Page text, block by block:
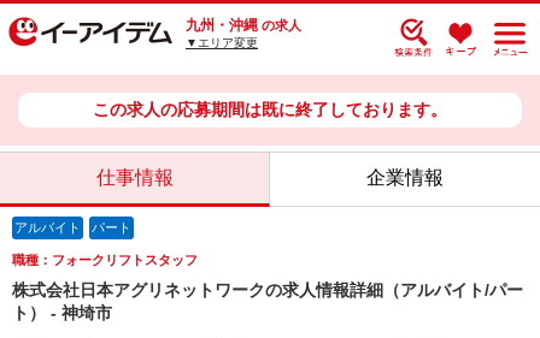
九州・沖縄 の求人
▼エリア変更
この求人の応募期間は既に終了しております。
仕事情報 企業情報
アルバイト パート
職種：フォークリフトスタッフ
株式会社日本アグリネットワークの求人情報詳細（アルバイト/パー
ト） - 神埼市